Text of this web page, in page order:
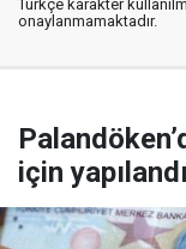
Türkçe karakter
onaylanmamaktadır.
için